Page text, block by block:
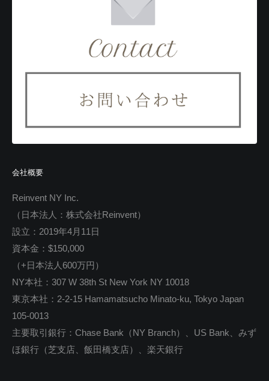
会社概要
Reinvent NY Inc.
（日本法人：株式会社Reinvent）
設立：2019年4月11日
資本金：$150,000
（+日本法人600万円）
NY本社：307 W 38th St New York NY 10018
東京本社：2-2-15 Hamamatsucho Minato-ku, Tokyo Japan
105-0013
主要取引銀行：Chase Bank（NY Branch）、US Bank、みず
ほ銀行（芝支店、飯田橋支店）、楽天銀行